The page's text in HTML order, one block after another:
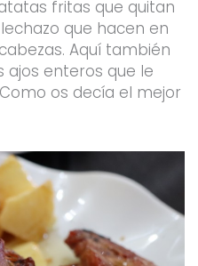
fritas que quitan
que hacen en
Aquí también
ajos enteros que le
os decía el mejor